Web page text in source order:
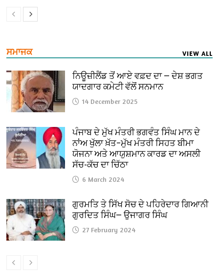
ਸਮਾਜਕ VIEW ALL
ਨਿਊਜ਼ੀਲੈਂਡ ਤੋਂ ਆਏ ਵਫ਼ਦ ਦਾ — ਦੇਸ਼ ਭਗਤ
ਯਾਦਗਾਰ ਕਮੇਟੀ ਵੱਲੋਂ ਸਨਮਾਨ
14 December 2025
ਪੰਜਾਬ ਦੇ ਮੁੱਖ ਮੰਤਰੀ ਭਗਵੰਤ ਸਿੰਘ ਮਾਨ ਦੇ
ਨਾਂਅ ਖੁੱਲਾ ਖ਼ੱਤ–ਮੁੱਖ ਮੰਤਰੀ ਸਿਹਤ ਬੀਮਾ
ਯੋਜਨਾ ਅਤੇ ਆਯੁਸ਼ਮਾਨ ਕਾਰਡ ਦਾ ਅਸਲੀ
ਸੱਚ-ਕੱਚ ਦਾ ਚਿੱਠਾ
6 March 2024
ਗੁਰਮਤਿ ਤੇ ਸਿੱਖ ਸੋਚ ਦੇ ਪਹਿਰੇਦਾਰ ਗਿਆਨੀ
ਗੁਰਦਿਤ ਸਿੰਘ— ਉਜਾਗਰ ਸਿੰਘ
27 February 2024